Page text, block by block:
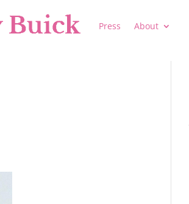
Press About